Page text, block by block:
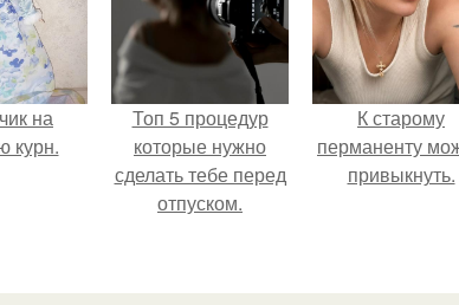
на
курн.
Топ 5 процедур
которые нужно
сделать тебе перед
отпуском.
К старому
перманенту
привыкнуть.